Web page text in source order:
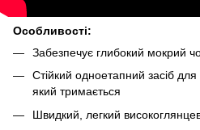
Особливості:
Забезпечує глибокий мокрий
Стійкий одноетапний засіб
який тримається
Швидкий, легкий